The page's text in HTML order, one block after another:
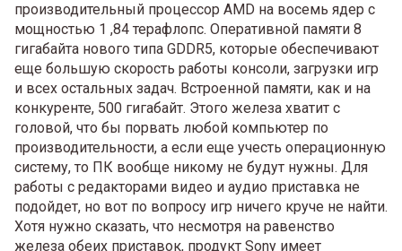
производительный процессор AMD на восемь ядер с
мощностью 1 ,84 терафлопс. Оперативной памяти 8
гигабайта нового типа GDDR5, которые обеспечивают
еще большую скорость работы консоли, загрузки игр
и всех остальных задач. Встроенной памяти, как и на
конкуренте, 500 гигабайт. Этого железа хватит с
головой, что бы порвать любой компьютер по
производительности, а если еще учесть операционную
систему, то ПК вообще никому не будут нужны. Для
работы с редакторами видео и аудио приставка не
подойдет, но вот по вопросу игр ничего круче не найти.
Хотя нужно сказать, что несмотря на равенство
железа обеих приставок, продукт Sony имеет